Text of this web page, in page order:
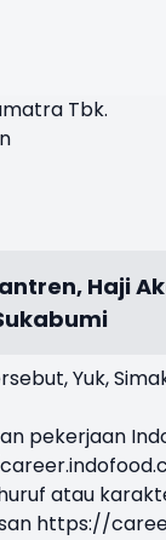
Tbk.
Haji
Yuk,
pekerjaan
atau
https://